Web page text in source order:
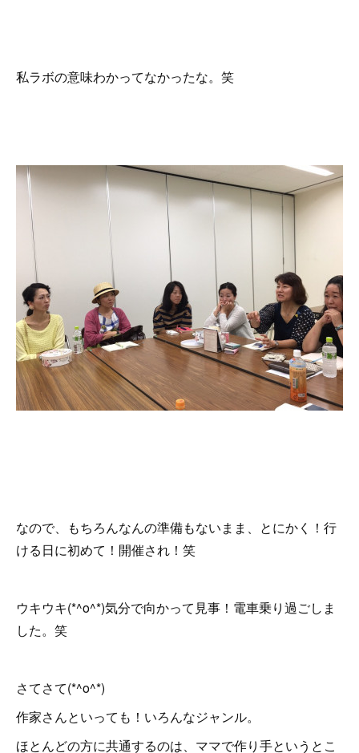
私ラボの意味わかってなかったな。笑
なので、もちろんなんの準備もないまま、とにかく！行
ける日に初めて！開催され！笑
ウキウキ(*^o^*)気分で向かって見事！電車乗り過ごしま
した。笑
さてさて(*^o^*)
作家さんといっても！いろんなジャンル。
ほとんどの方に共通するのは、ママで作り手というとこ